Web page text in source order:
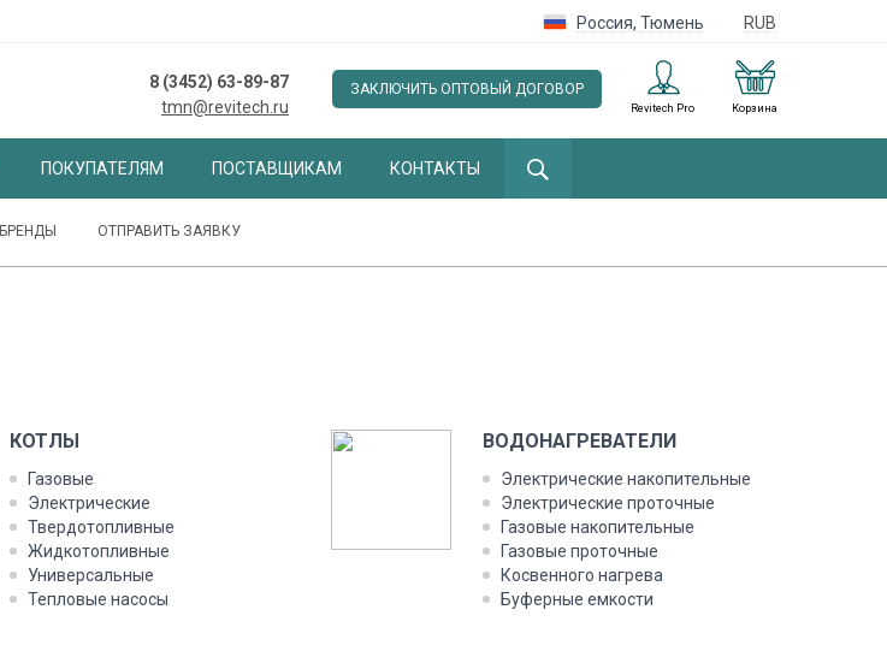
Россия, Тюмень RUB
Корзина
Revitech Pro
ЗАКЛЮЧИТЬ ОПТОВЫЙ ДОГОВОР
8 (3452) 63-89-87
tmn@revitech.ru
ПОКУПАТЕЛЯМ ПОСТАВЩИКАМ КОНТАКТЫ
БРЕНДЫ ОТПРАВИТЬ ЗАЯВКУ
КОТЛЫ
Газовые
Электрические
Твердотопливные
Жидкотопливные
Универсальные
Тепловые насосы
ВОДОНАГРЕВАТЕЛИ
Электрические накопительные
Электрические проточные
Газовые накопительные
Газовые проточные
Косвенного нагрева
Буферные емкости